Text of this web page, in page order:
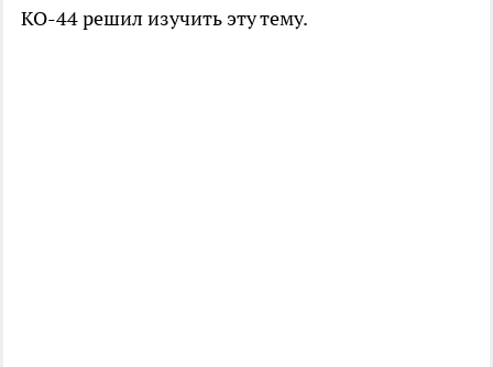
КО-44 решил изучить эту тему.